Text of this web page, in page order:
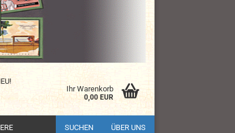
Ihr Warenkorb
0,00 EUR
SUCHEN ÜBER UNS